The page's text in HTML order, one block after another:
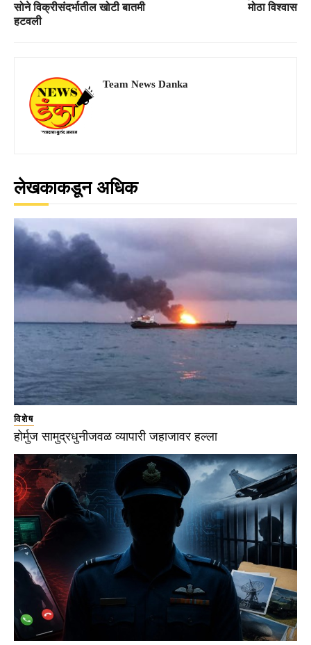
सोने विक्रीसंदर्भातील खोटी बातमी
हटवली
मोठा विश्वास
Team News Danka
लेखकाकडून अधिक
विशेष
होर्मुज सामुद्रधुनीजवळ व्यापारी जहाजावर हल्ला